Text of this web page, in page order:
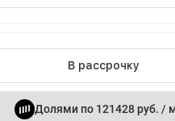
В рассрочку
Долями по 121428 руб. /